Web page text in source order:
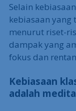
Selain
kebiasaan yang
menurut riset-
dampak yang
fokus dan
Kebiasaan
adalah